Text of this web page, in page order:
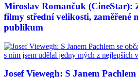
Miroslav Romančuk (CineStar):
filmy střední velikosti, zaměřené
publikum
Josef Viewegh: S Janem Pachlem